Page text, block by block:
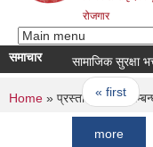
रोजगार
समाचारसामाजिक सुरक्षा भत्ता
Pages
« first ‹
You are
Home » प्रस्ताव पेश गर्ने